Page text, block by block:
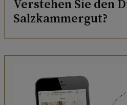
Verstehen Sie den
Salzkammergut?